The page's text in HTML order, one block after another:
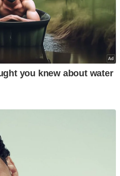
sobriedad
esta camioneta bien equipada y
que además de todo se
Jul/24